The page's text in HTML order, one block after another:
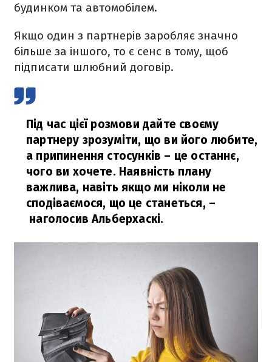
будинком та автомобілем.
Якщо один з партнерів заробляє значно
більше за іншого, то є сенс в тому, щоб
підписати шлюбний договір.
Під час цієї розмови дайте своєму
партнеру зрозуміти, що ви його любите,
а припинення стосунків – це останнє,
чого ви хочете. Наявність плану
важлива, навіть якщо ми ніколи не
сподіваємося, що це станеться, –
наголосив Альберхаскі.